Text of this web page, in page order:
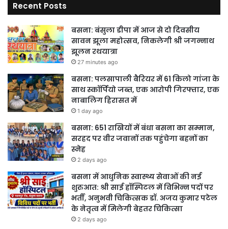
Recent Posts
बसना: बंसुला डीपा में आज से दो दिवसीय
सावन झूला महोत्सव, निकलेगी श्री जगन्नाथ
झूलन रथयात्रा
27 minutes ago
बसना: पलसापाली बैरियर में 61 किलो गांजा के
साथ स्कॉर्पियो जब्त, एक आरोपी गिरफ्तार, एक
नाबालिग हिरासत में
1 day ago
बसना: 651 राखियों में बंधा बसना का सम्मान,
सरहद पर वीर जवानों तक पहुंचेगा बहनों का
स्नेह
2 days ago
बसना में आधुनिक स्वास्थ्य सेवाओं की नई
शुरुआत: श्री साई हॉस्पिटल में विभिन्न पदों पर
भर्ती, अनुभवी चिकित्सक डॉ. अजय कुमार पटेल
के नेतृत्व में मिलेगी बेहतर चिकित्सा
2 days ago